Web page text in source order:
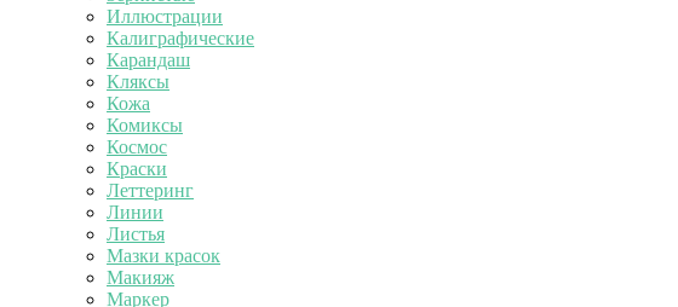
Иллюстрации
Калиграфические
Карандаш
Кляксы
Кожа
Комиксы
Космос
Краски
Леттеринг
Линии
Листья
Мазки красок
Макияж
Маркер